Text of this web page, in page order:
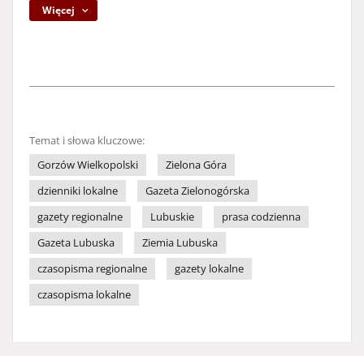
Więcej
Temat i słowa kluczowe:
Gorzów Wielkopolski
Zielona Góra
dzienniki lokalne
Gazeta Zielonogórska
gazety regionalne
Lubuskie
prasa codzienna
Gazeta Lubuska
Ziemia Lubuska
czasopisma regionalne
gazety lokalne
czasopisma lokalne